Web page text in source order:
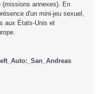
annexes). En
d'un mini-jeu sexuel,
aux États-Unis et